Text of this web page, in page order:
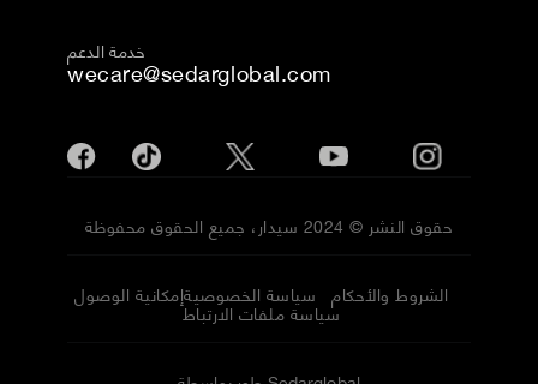
خدمة الدعم
wecare@sedarglobal.com
حقوق النشر © 2024 سيدار، جميع الحقوق محفوظة
إمكانية الوصولسياسة الخصوصية الشروط والأحكام
سياسة ملفات الارتباط